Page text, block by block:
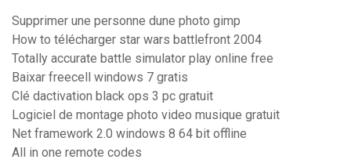
Supprimer une personne dune photo gimp
How to télécharger star wars battlefront 2004
Totally accurate battle simulator play online free
Baixar freecell windows 7 gratis
Clé dactivation black ops 3 pc gratuit
Logiciel de montage photo video musique gratuit
Net framework 2.0 windows 8 64 bit offline
All in one remote codes